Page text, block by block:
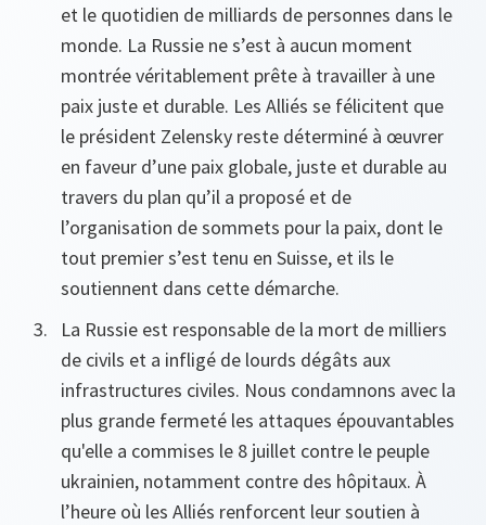
et le quotidien de milliards de personnes dans le
monde. La Russie ne s’est à aucun moment
montrée véritablement prête à travailler à une
paix juste et durable. Les Alliés se félicitent que
le président Zelensky reste déterminé à œuvrer
en faveur d’une paix globale, juste et durable au
travers du plan qu’il a proposé et de
l’organisation de sommets pour la paix, dont le
tout premier s’est tenu en Suisse, et ils le
soutiennent dans cette démarche.
La Russie est responsable de la mort de milliers
de civils et a infligé de lourds dégâts aux
infrastructures civiles. Nous condamnons avec la
plus grande fermeté les attaques épouvantables
qu'elle a commises le 8 juillet contre le peuple
ukrainien, notamment contre des hôpitaux. À
l’heure où les Alliés renforcent leur soutien à